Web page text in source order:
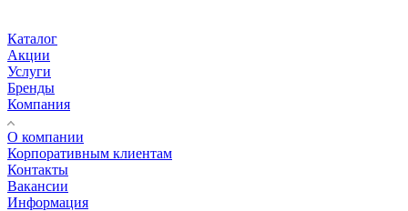
Каталог
Акции
Услуги
Бренды
Компания
О компании
Корпоративным клиентам
Контакты
Вакансии
Информация